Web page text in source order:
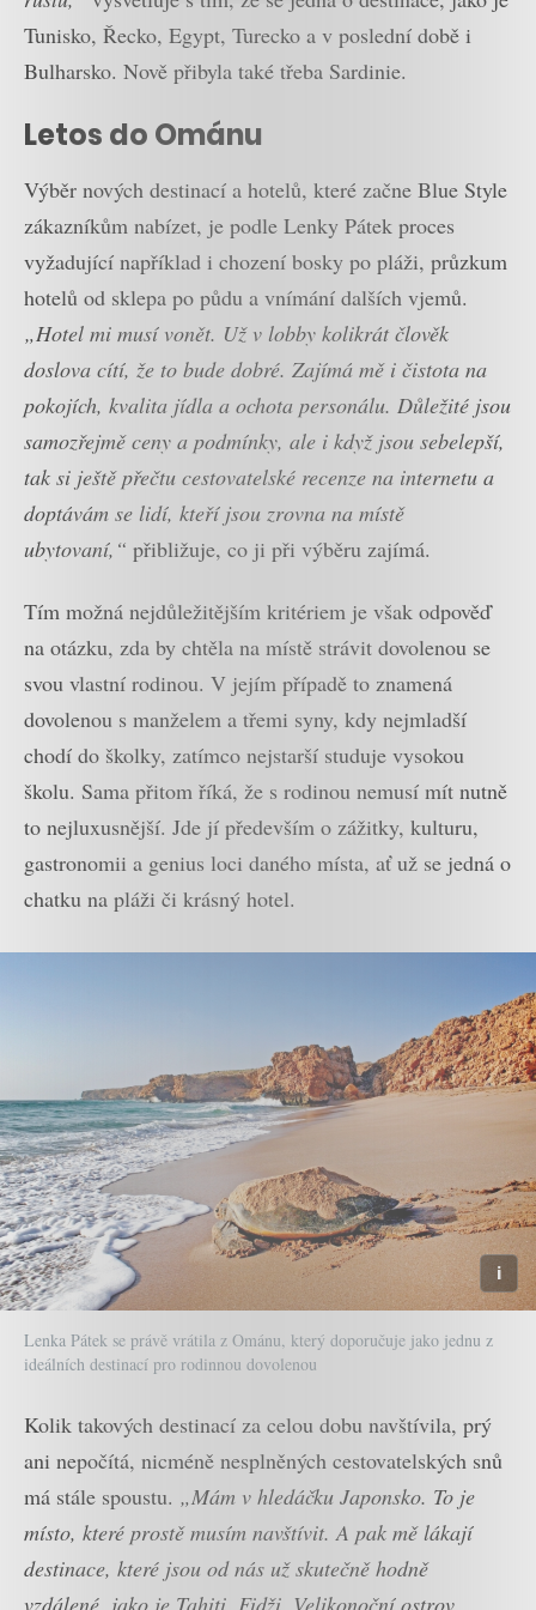
Tunisko, Řecko, Egypt, Turecko a v poslední době i
Bulharsko. Nově přibyla také třeba Sardinie.
Letos do Ománu
Výběr nových destinací a hotelů, které začne Blue Style
zákazníkům nabízet, je podle Lenky Pátek proces
vyžadující například i chození bosky po pláži, průzkum
hotelů od sklepa po půdu a vnímání dalších vjemů.
„Hotel mi musí vonět. Už v lobby kolikrát člověk
doslova cítí, že to bude dobré. Zajímá mě i čistota na
pokojích, kvalita jídla a ochota personálu. Důležité jsou
samozřejmě ceny a podmínky, ale i když jsou sebelepší,
tak si ještě přečtu cestovatelské recenze na internetu a
doptávám se lidí, kteří jsou zrovna na místě
ubytovaní,“ přibližuje, co ji při výběru zajímá.
Tím možná nejdůležitějším kritériem je však odpověď
na otázku, zda by chtěla na místě strávit dovolenou se
svou vlastní rodinou. V jejím případě to znamená
dovolenou s manželem a třemi syny, kdy nejmladší
chodí do školky, zatímco nejstarší studuje vysokou
školu. Sama přitom říká, že s rodinou nemusí mít nutně
to nejluxusnější. Jde jí především o zážitky, kulturu,
gastronomii a genius loci daného místa, ať už se jedná o
chatku na pláži či krásný hotel.
Lenka Pátek se právě vrátila z Ománu, který doporučuje jako jednu z
ideálních destinací pro rodinnou dovolenou
Kolik takových destinací za celou dobu navštívila, prý
ani nepočítá, nicméně nesplněných cestovatelských snů
má stále spoustu. „Mám v hledáčku Japonsko. To je
místo, které prostě musím navštívit. A pak mě lákají
destinace, které jsou od nás už skutečně hodně
vzdálené, jako je Tahiti, Fidži, Velikonoční ostrov.